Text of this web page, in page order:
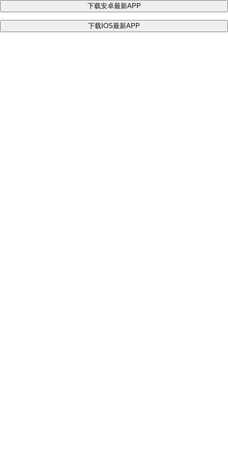
下载安卓最新APP
下载IOS最新APP